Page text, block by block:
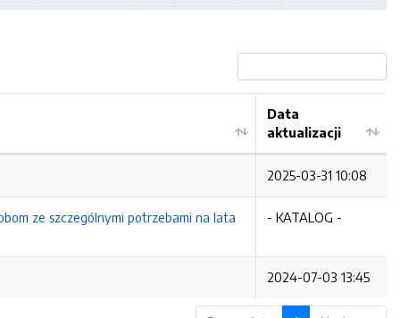
Data
aktualizacji
2025-03-31 10:08
ze szczególnymi potrzebami na lata
- KATALOG -
2024-07-03 13:45